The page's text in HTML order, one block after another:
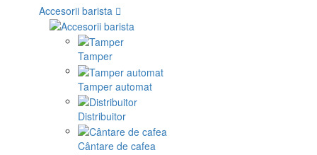
Accesorii barista
Tamper
Tamper automat
Distribuitor
Cântare de cafea